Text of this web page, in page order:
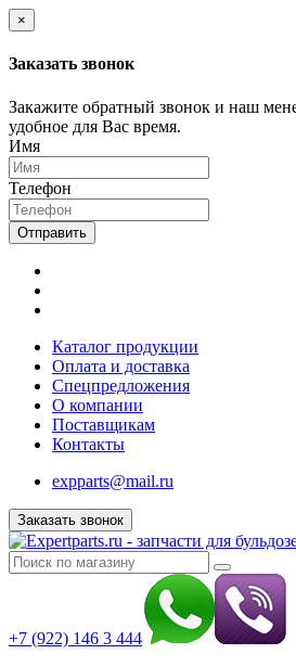
×
Заказать звонок
Закажите обратный звонок и наш
удобное для Вас время.
Имя
Телефон
Отправить
Каталог продукции
Оплата и доставка
Спецпредложения
О компании
Поставщикам
Контакты
expparts@mail.ru
Заказать звонок
+7 (922) 146 3 444